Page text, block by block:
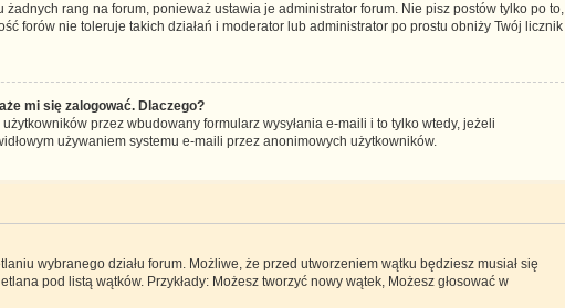
rang na forum, ponieważ ustawia je administrator forum. Nie pisz postów tylko po to,
forów nie toleruje takich działań i moderator lub administrator po prostu obniży Twój licznik
mi się zalogować. Dlaczego?
przez wbudowany formularz wysyłania e-maili i to tylko wtedy, jeżeli
używaniem systemu e-maili przez anonimowych użytkowników.
wybranego działu forum. Możliwe, że przed utworzeniem wątku będziesz musiał się
pod listą wątków. Przykłady: Możesz tworzyć nowy wątek, Możesz głosować w